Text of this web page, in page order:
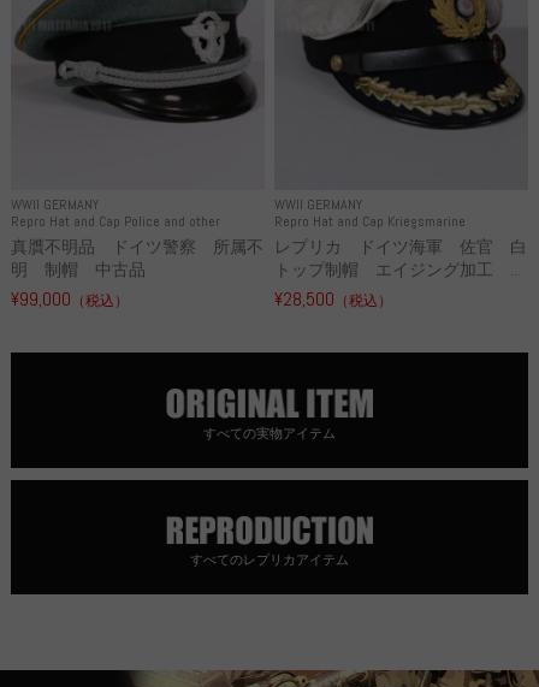
WWII GERMANY
Repro Hat and Cap Police and other
真贋不明品 ドイツ警察 所属不
明 制帽 中古品
¥99,000 （税込）
WWII GERMANY
Repro Hat and Cap Kriegsmarine
レプリカ ドイツ海軍 佐官 白
トップ制帽 エイジング加工 ...
¥28,500 （税込）
すべての実物アイテム
すべてのレプリカアイテム